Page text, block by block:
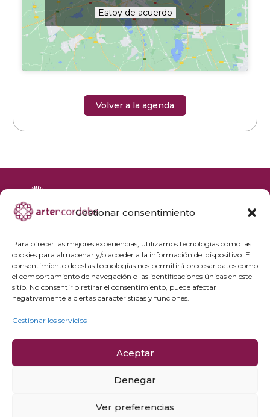
Gestionar consentimiento
Para ofrecer las mejores experiencias, utilizamos tecnologías como las
cookies para almacenar y/o acceder a la información del dispositivo. El
consentimiento de estas tecnologías nos permitirá procesar datos como
el comportamiento de navegación o las identificaciones únicas en este
sitio. No consentir o retirar el consentimiento, puede afectar
negativamente a ciertas características y funciones.
Gestionar los servicios
Aceptar
Denegar
Ver preferencias
Estoy de acuerdo
Volver a la agenda
Agenda cultural
Preguntas frecuentes
Grupos privados
Política de privacidad
Política de cookies